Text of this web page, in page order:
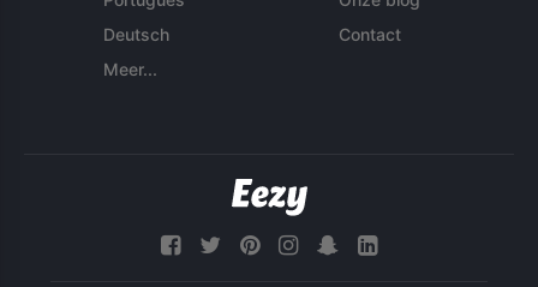
Deutsch
Meer...
Contact